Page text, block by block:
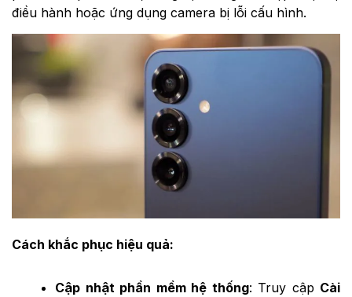
điều hành hoặc ứng dụng camera bị lỗi cấu hình.
Cách khắc phục hiệu quả:
Cập nhật phần mềm hệ thống: Truy cập Cài